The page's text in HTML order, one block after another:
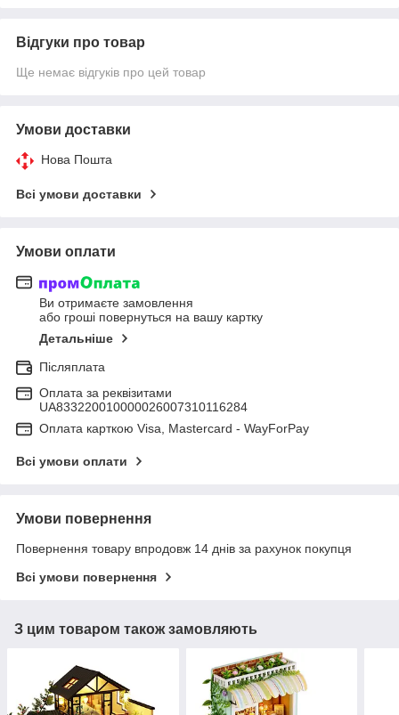
Відгуки про товар
Ще немає відгуків про цей товар
Умови доставки
Нова Пошта
Всі умови доставки
Умови оплати
Ви отримаєте замовлення
або гроші повернуться на вашу картку
Детальніше
Післяплата
Оплата за реквізитами
UA833220010000026007310116284
Оплата карткою Visa, Mastercard - WayForPay
Всі умови оплати
Умови повернення
Повернення товару впродовж 14 днів за рахунок покупця
Всі умови повернення
З цим товаром також замовляють